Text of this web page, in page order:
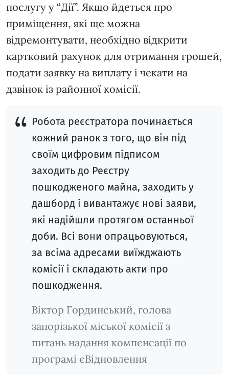
послугу у “Дії”. Якщо йдеться про
приміщення, які ще можна
відремонтувати, необхідно відкрити
картковий рахунок для отримання грошей,
подати заявку на виплату і чекати на
дзвінок із районної комісії.
Робота реєстратора починається
кожний ранок з того, що він під
своїм цифровим підписом
заходить до Реєстру
пошкодженого майна, заходить у
дашборд і вивантажує нові заяви,
які надійшли протягом останньої
доби. Всі вони опрацьовуються,
за всіма адресами виїжджають
комісії і складають акти про
пошкодження.
Віктор Гординський, голова
запорізької міської комісії з
питань надання компенсації по
програмі єВідновлення